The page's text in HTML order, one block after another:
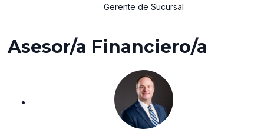
Gerente de Sucursal
Asesor/a Financiero/a